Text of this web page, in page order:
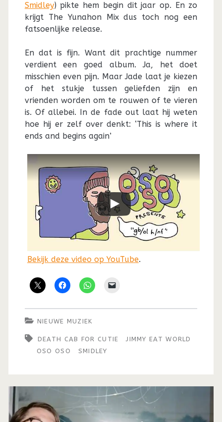
Smidley) pikte hem begin dit jaar op. En zo
krijgt The Yunahon Mix dus toch nog een
fatsoenlijke release.
En dat is fijn. Want dit prachtige nummer
verdient een goed album. Ja, het doet
misschien even pijn. Maar Jade laat je kiezen
of het stukje tussen geliefden zijn en
vrienden worden om te rouwen of te vieren
is. Of allebei. In de fade out laat hij weten
hoe hij er zelf over denkt: ‘This is where it
ends and begins again’
Bekijk deze video op YouTube.
NIEUWE MUZIEK
DEATH CAB FOR CUTIE
JIMMY EAT WORLD
OSO OSO
SMIDLEY